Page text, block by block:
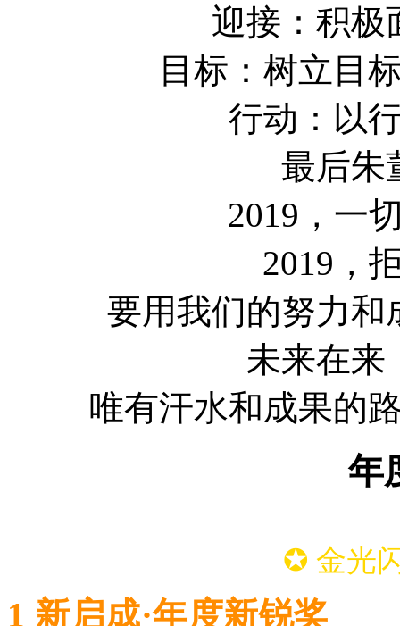
迎接：积极
目标：树立目
行动：以
最后朱
2019，一
2019，
要用我们的努力和
未来在来
唯有汗水和成果的
年
✪ 金光
1 新启成·年度新锐奖